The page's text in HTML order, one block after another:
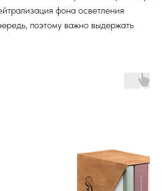
фона осветления
поэтому важно выдержать